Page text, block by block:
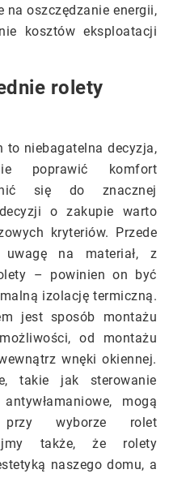
na oszczędzanie energii,
kosztów eksploatacji
rolety
to niebagatelna decyzja,
poprawić komfort
się do znacznej
o zakupie warto
kryteriów. Przede
uwagę na materiał, z
– powinien on być
izolację termiczną.
jest sposób montażu
od montażu
wnęki okiennej.
takie jak sterowanie
mogą
wyborze rolet
także, że rolety
naszego domu, a